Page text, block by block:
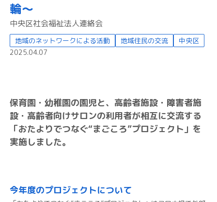
輪～
中央区社会福祉法人連絡会
地域のネットワークによる活動 地域住民の交流
中央区
2025.04.07
保育園・幼稚園の園児と、高齢者施設・障害者施
設・高齢者向けサロンの利用者が相互に交流する
「おたよりでつなぐ“まごころ”プロジェクト」を
実施しました。
今年度のプロジェクトについて